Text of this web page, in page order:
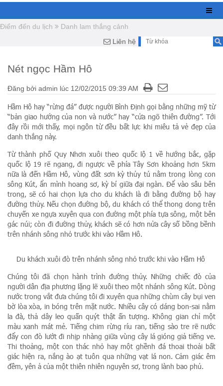
Điểm đến du lịch
Danh lam thắng cảnh
Liên hệ
Nét ngọc Hầm Hô
Đăng bởi admin lúc 12/02/2015 09:39 AM
Hầm Hô hay “rừng đá” được người Bình Định gọi bằng những mỹ từ
“bản giao hưởng của non và nước” hay “cửa ngõ thiên đường”. Tới
đây rồi mới thấy, mọi ngôn từ đều bất lực khi miêu tả vẻ đẹp của
danh thắng này.
Từ thành phố Quy Nhơn xuôi theo quốc lộ 1 về hướng bắc, gặp
quốc lộ 19 rẽ ngang, đi ngược về phía Tây Sơn khoảng hơn 5km
nữa là đến Hầm Hô, vùng đất sơn kỳ thủy tú nằm trong lòng con
sông Kút, ẩn mình hoang sơ, kỳ bí giữa đại ngàn. Để vào sâu bên
trong, sẽ có hai chọn lựa cho du khách là đi bằng đường bộ hay
đường thủy. Nếu chọn đường bộ, du khách có thể thong dong trên
chuyến xe ngựa xuyên qua con đường một phía tựa sông, một bên
gác núi; còn đi đường thủy, khách sẽ có hơn nửa cây số bồng bềnh
trên nhánh sông nhỏ trước khi vào Hầm Hô.
Du khách xuôi đò trên nhánh sông nhỏ trước khi vào Hầm Hô
Chúng tôi đã chọn hành trình đường thủy. Những chiếc đò của
người dân địa phương lặng lẽ xuôi theo một nhánh sông Kút. Dòng
nước trong vắt đưa chúng tôi đi xuyên qua những chùm cây bụi ven
bờ lòa xòa, in bóng trên mặt nước. Nhiều cây có dáng bon-sai nằm
la đà, thả dây leo quấn quýt thật ấn tượng. Không gian chỉ một
màu xanh mát mẻ. Tiếng chim rừng ríu ran, tiếng sào tre rẽ nước
đẩy con đò lướt đi nhịp nhàng giữa vùng cây lá gióng giả tiếng ve.
Thi thoảng, một con thác nhỏ hay một ghềnh đá thoai thoải bất
giác hiện ra, nắng ào ạt tuôn qua những vạt lá non. Cảm giác êm
đềm, yên ả của một thiên nhiên nguyên sơ, trong lành bao phủ.